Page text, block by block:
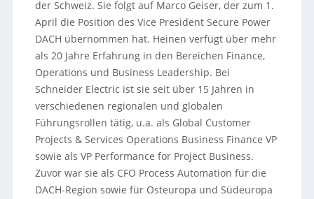
der Schweiz. Sie folgt auf Marco Geiser, der zum 1.
April die Position des Vice President Secure Power
DACH übernommen hat. Heinen verfügt über mehr
als 20 Jahre Erfahrung in den Bereichen Finance,
Operations und Business Leadership. Bei
Schneider Electric ist sie seit über 15 Jahren in
verschiedenen regionalen und globalen
Führungsrollen tätig, u.a. als Global Customer
Projects & Services Operations Business Finance VP
sowie als VP Performance for Project Business.
Zuvor war sie als CFO Process Automation für die
DACH-Region sowie für Osteuropa und Südeuropa